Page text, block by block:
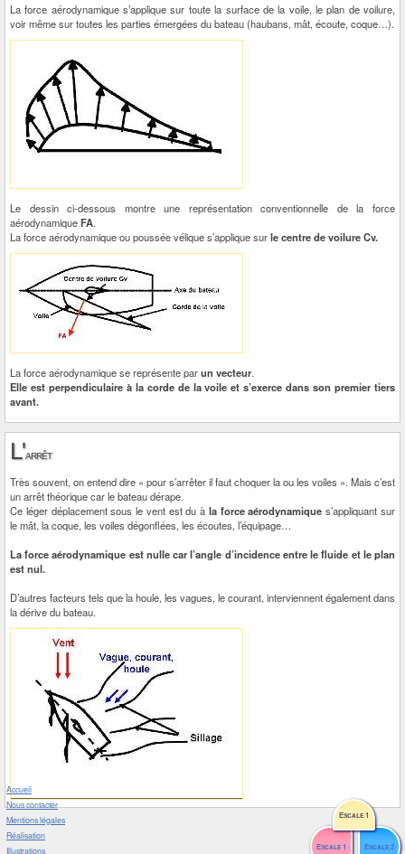
Accueil
Nous contacter
Mentions légales
Réalisation
Illustrations
La force aérodynamique s’applique sur toute la surface de la voile, le plan de voilure,
voir même sur toutes les parties émergées du bateau (haubans, mât, écoute, coque…).
Le dessin ci-dessous montre une représentation conventionnelle de la force
aérodynamiqueFA.
La force aérodynamique ou poussée vélique s’applique surle centre de voilure Cv.
La force aérodynamique se représente parun vecteur.
Elle est perpendiculaire à la corde de la voile et s’exerce dans son premier tiers
avant.
L'arrêt
Très souvent, on entend dire « pour s’arrêter il faut choquer la ou les voiles ». Mais c’est
un arrêt théorique car le bateau dérape.
Ce léger déplacement sous le vent est du à la force aérodynamiques’appliquant sur
le mât, la coque, les voiles dégonflées, les écoutes, l’équipage…
La force aérodynamique est nulle car l’angle d’incidence entre le fluide et le plan
est nul.
D’autres facteurs tels que la houle, les vagues, le courant, interviennent également dans
la dérive du bateau.
Escale 2
Escale 1
Escale 1